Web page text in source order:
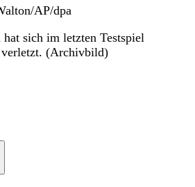
AP/dpa
sich im letzten Testspiel
verletzt. (Archivbild)